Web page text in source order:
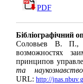
PDF
Бібліографічний
Соловьев В.
возможностях
принципов
та наукознавство
URL: http://